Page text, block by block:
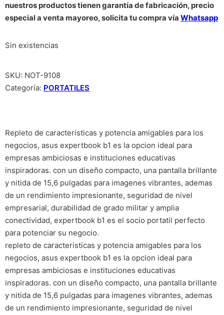
nuestros productos tienen garantía de fabricación, precio
especial a venta mayoreo, solicita tu compra vía Whatsapp
Sin existencias
SKU: NOT-9108
Categoría: PORTATILES
Repleto de caracteristicas y potencia amigables para los
negocios, asus expertbook b1 es la opcion ideal para
empresas ambiciosas e instituciones educativas
inspiradoras. con un diseño compacto, una pantalla brillante
y nitida de 15,6 pulgadas para imagenes vibrantes, ademas
de un rendimiento impresionante, seguridad de nivel
empresarial, durabilidad de grado militar y amplia
conectividad, expertbook b1 es el socio portatil perfecto
para potenciar su negocio.
repleto de caracteristicas y potencia amigables para los
negocios, asus expertbook b1 es la opcion ideal para
empresas ambiciosas e instituciones educativas
inspiradoras. con un diseño compacto, una pantalla brillante
y nitida de 15,6 pulgadas para imagenes vibrantes, ademas
de un rendimiento impresionante, seguridad de nivel